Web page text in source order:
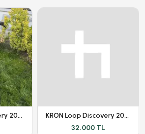
KRON Loop Discovery 2026 | Ekstralı | Yeni Kasa |
KRON Loop Discovery 2026 | Ekstralı | Yeni Kasa |
32.000 TL